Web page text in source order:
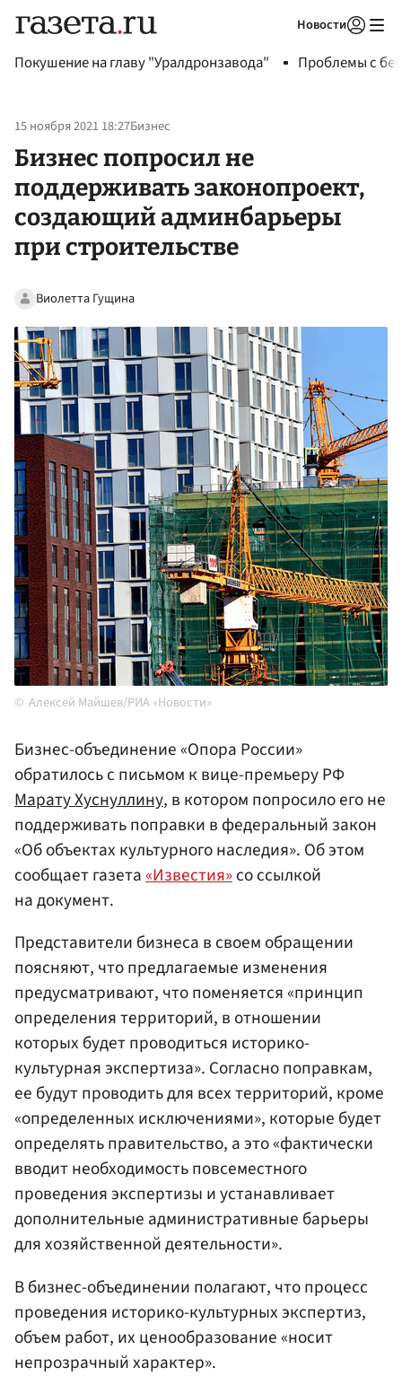
Новости
Покушение на главу "Уралдронзавода" Проблемы с
15 ноября 2021 18:27Бизнес
Бизнес попросил не
поддерживать законопроект,
создающий админбарьеры
при строительстве
Виолетта Гущина
Алексей Майшев/РИА «Новости»
Бизнес-объединение «Опора России»
обратилось с письмом к вице-премьеру РФ
Марату Хуснуллину, в котором попросило его не
поддерживать поправки в федеральный закон
«Об объектах культурного наследия». Об этом
сообщает газета«Известия»со ссылкой
на документ.
Представители бизнеса в своем обращении
поясняют, что предлагаемые изменения
предусматривают, что поменяется «принцип
определения территорий, в отношении
которых будет проводиться историко-
культурная экспертиза». Согласно поправкам,
ее будут проводить для всех территорий, кроме
«определенных исключениями», которые будет
определять правительство, а это «фактически
вводит необходимость повсеместного
проведения экспертизы и устанавливает
дополнительные административные барьеры
для хозяйственной деятельности».
В бизнес-объединении полагают, что процесс
проведения историко-культурных экспертиз,
объем работ, их ценообразование «носит
непрозрачный характер».